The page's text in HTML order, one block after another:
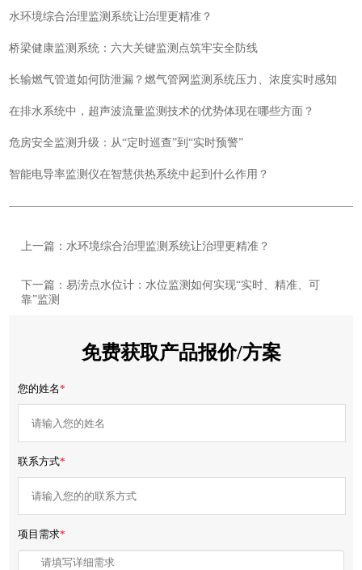
水环境综合治理监测系统让治理更精准？
桥梁健康监测系统：六大关键监测点筑牢安全防线
长输燃气管道如何防泄漏？燃气管网监测系统压力、浓度实时感知
在排水系统中，超声波流量监测技术的优势体现在哪些方面？
危房安全监测升级：从“定时巡查”到“实时预警”
智能电导率监测仪在智慧供热系统中起到什么作用？
上一篇：水环境综合治理监测系统让治理更精准？
下一篇：易涝点水位计：水位监测如何实现“实时、精准、可
靠”监测
免费获取产品报价/方案
您的姓名*
联系方式*
项目需求*